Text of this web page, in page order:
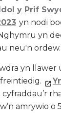
y Prif
yn nodi
yn
neu'n ordew.
yn llawer
cyfraddau’r
amrywio o